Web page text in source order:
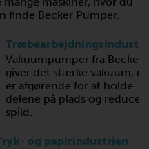
finde Becker Pumper.
Vakuumpumper fra Becker
giver det stærke vakuum,
er afgørende for at holde
delene på plads og
spild.
og papirindustrien